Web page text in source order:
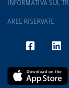
INFORMATIVA SUL
AREE RISERVATE